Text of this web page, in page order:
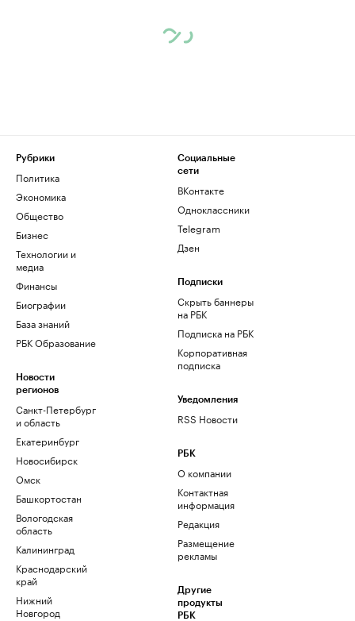
Рубрики
Политика
Экономика
Общество
Бизнес
Технологии и
медиа
Финансы
Биографии
База знаний
РБК Образование
Новости
регионов
Санкт-Петербург
и область
Екатеринбург
Новосибирск
Омск
Башкортостан
Вологодская
область
Калининград
Краснодарский
край
Нижний
Новгород
Социальные
сети
ВКонтакте
Одноклассники
Telegram
Дзен
Подписки
Скрыть баннеры
на РБК
Подписка на РБК
Корпоративная
подписка
Уведомления
RSS Новости
РБК
О компании
Контактная
информация
Редакция
Размещение
рекламы
Другие
продукты
РБК